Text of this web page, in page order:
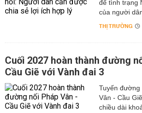
để tình trạng
của người
THỊ TRƯỜNG
Cuối 2027 hoàn thành đường
Cầu Giẽ với Vành đai 3
Tuyến
Vân - Cầu
chiều dài